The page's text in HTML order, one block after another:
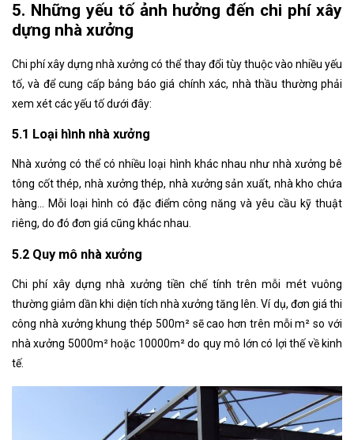
5. Những yếu tố ảnh hưởng đến chi phí xây
dựng nhà xưởng
Chi phí xây dựng nhà xưởng có thể thay đổi tùy thuộc vào nhiều yếu
tố, và để cung cấp bảng báo giá chính xác, nhà thầu thường phải
xem xét các yếu tố dưới đây:
5.1 Loại hình nhà xưởng
Nhà xưởng có thể có nhiều loại hình khác nhau như nhà xưởng bê
tông cốt thép, nhà xưởng thép, nhà xưởng sản xuất, nhà kho chứa
hàng… Mỗi loại hình có đặc điểm công năng và yêu cầu kỹ thuật
riêng, do đó đơn giá cũng khác nhau.
5.2 Quy mô nhà xưởng
Chi phí xây dựng nhà xưởng tiền chế tính trên mỗi mét vuông
thường giảm dần khi diện tích nhà xưởng tăng lên. Ví dụ, đơn giá thi
công nhà xưởng khung thép 500m² sẽ cao hơn trên mỗi m² so với
nhà xưởng 5000m² hoặc 10000m² do quy mô lớn có lợi thế về kinh
tế.